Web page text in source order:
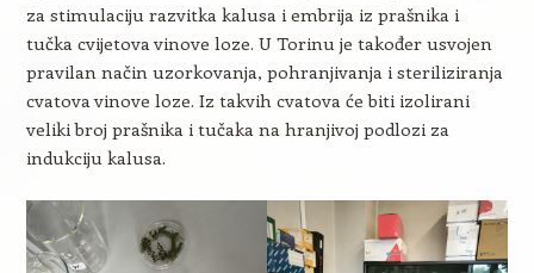
za stimulaciju razvitka kalusa i embrija iz prašnika i
tučka cvijetova vinove loze. U Torinu je također usvojen
pravilan način uzorkovanja, pohranjivanja i steriliziranja
cvatova vinove loze. Iz takvih cvatova će biti izolirani
veliki broj prašnika i tučaka na hranjivoj podlozi za
indukciju kalusa.